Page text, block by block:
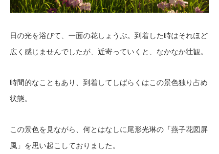
日の光を浴びて、一面の花しょうぶ。到着した時はそれほど
広く感じませんでしたが、近寄っていくと、なかなか壮観。
時間的なこともあり、到着してしばらくはこの景色独り占め
状態。
この景色を見ながら、何とはなしに尾形光琳の「燕子花図屏
風」を思い起こしておりました。